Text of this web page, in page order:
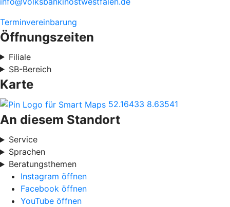
Terminvereinbarung
Öffnungszeiten
Filiale
SB-Bereich
Karte
52.16433 8.63541
An diesem Standort
Service
Sprachen
Beratungsthemen
Instagram öffnen
Facebook öffnen
YouTube öffnen